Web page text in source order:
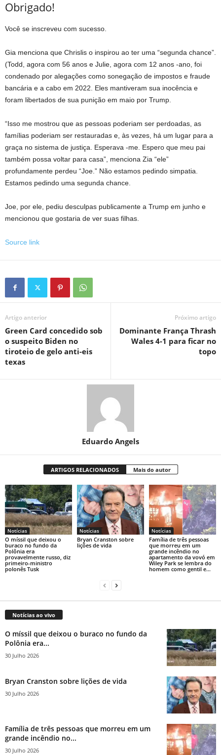
Obrigado!
Você se inscreveu com sucesso.
Gia menciona que Chrislis o inspirou ao ter uma “segunda chance”.
(Todd, agora com 56 anos e Julie, agora com 12 anos -ano, foi
condenado por alegações como sonegação de impostos e fraude
bancária e a cabo em 2022. Eles mantiveram sua inocência e
foram libertados de sua punição em maio por Trump.
“Isso me mostrou que as pessoas poderiam ser perdoadas, as
famílias poderiam ser restauradas e, às vezes, há um lugar para a
graça no sistema de justiça. Esperava -me. Espero que meu pai
também possa voltar para casa”, menciona Zia “ele”
profundamente perdeu “Joe.” Não estamos pedindo simpatia.
Estamos pedindo uma segunda chance.
Joe, por ele, pediu desculpas publicamente a Trump em junho e
mencionou que gostaria de ver suas filhas.
Source link
Artigo anterior
Green Card concedido sob
o suspeito Biden no
tiroteio de gelo anti-eis
texas
Próximo artigo
Dominante França Thrash
Wales 4-1 para ficar no
topo
Eduardo Angels
ARTIGOS RELACIONADOS Mais do autor
Notícias
O míssil que deixou o
buraco no fundo da
Polônia era
provavelmente russo, diz
primeiro-ministro
polonês Tusk
Notícias
Bryan Cranston sobre
lições de vida
Notícias
Família de três pessoas
que morreu em um
grande incêndio no
apartamento da vovó em
Wiley Park se lembra do
homem como gentil e...
Notícias ao vivo
O míssil que deixou o buraco no fundo da
Polônia era...
30 Julho 2026
Bryan Cranston sobre lições de vida
30 Julho 2026
Família de três pessoas que morreu em um
grande incêndio no...
30 Julho 2026